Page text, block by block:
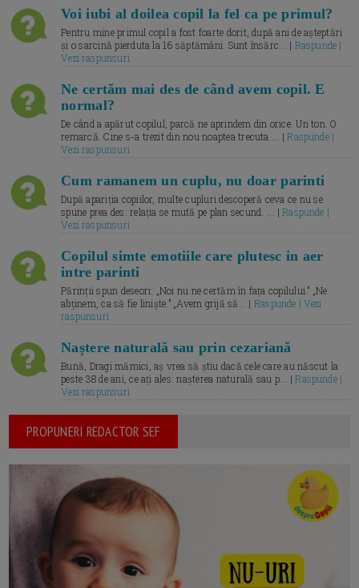
Voi iubi al doilea copil la fel ca pe primul?
Pentru mine primul copil a fost foarte dorit, după ani de așteptări
și o sarcină pierduta la 16 săptămâni. Sunt însărc... | Raspunde |
Vezi raspunsuri
Ne certăm mai des de când avem copil. E
normal?
De când a apărut copilul, parcă ne aprindem din orice. Un ton. O
remarcă. Cine s-a trezit din nou noaptea trecuta.... |Raspunde |
Vezi raspunsuri
Cum ramanem un cuplu, nu doar parinti
După apariția copiilor, multe cupluri descoperă ceva ce nu se
spune prea des: relația se mută pe plan secund. ... |Raspunde |
Vezi raspunsuri
Copilul simte emotiile care plutesc in aer
intre parinti
Părinții spun deseori: „Noi nu ne certăm în fața copilului.” „Ne
abținem, ca să fie liniște.” „Avem grijă să... | Raspunde | Vezi
raspunsuri
Naștere naturală sau prin cezariană
Bună, Dragi mămici, aș vrea să știu dacă cele care au născut la
peste 38 de ani, ce ați ales: nașterea naturală sau p... |Raspunde |
Vezi raspunsuri
PROPUNERI REDACTOR SEF